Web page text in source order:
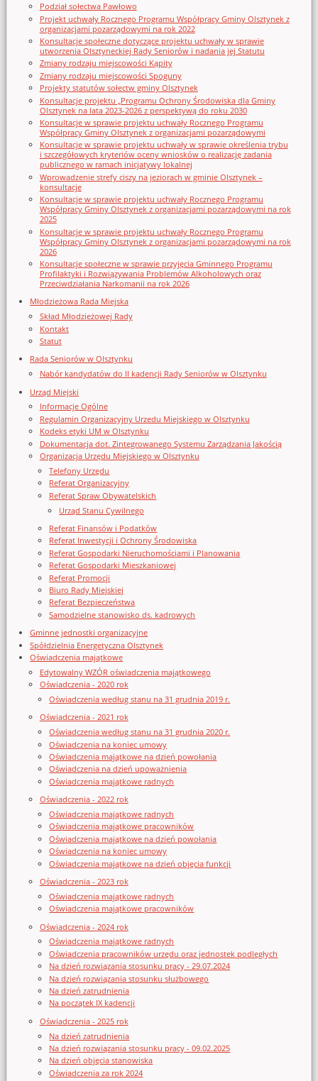
Podział sołectwa Pawłowo
Projekt uchwały Rocznego Programu Współpracy Gminy Olsztynek z
organizacjami pozarządowymi na rok 2022
Konsultacje społeczne dotyczące projektu uchwały w sprawie
utworzenia Olsztyneckiej Rady Seniorów i nadania jej Statutu
Zmiany rodzaju miejscowości Kąpity
Zmiany rodzaju miejscowości Spoguny
Projekty statutów sołectw gminy Olsztynek
Konsultacje projektu „Programu Ochrony Środowiska dla Gminy
Olsztynek na lata 2023-2026 z perspektywą do roku 2030
Konsultacje w sprawie projektu uchwały Rocznego Programu
Współpracy Gminy Olsztynek z organizacjami pozarządowymi
Konsultacje w sprawie projektu uchwały w sprawie określenia trybu
i szczegółowych kryteriów oceny wniosków o realizację zadania
publicznego w ramach inicjatywy lokalnej
Wprowadzenie strefy ciszy na jeziorach w gminie Olsztynek –
konsultacje
Konsultacje w sprawie projektu uchwały Rocznego Programu
Współpracy Gminy Olsztynek z organizacjami pozarządowymi na rok
2025
Konsultacje w sprawie projektu uchwały Rocznego Programu
Współpracy Gminy Olsztynek z organizacjami pozarządowymi na rok
2026
Konsultacje społeczne w sprawie przyjęcia Gminnego Programu
Profilaktyki i Rozwiązywania Problemów Alkoholowych oraz
Przeciwdziałania Narkomanii na rok 2026
Młodzieżowa Rada Miejska
Skład Młodzieżowej Rady
Kontakt
Statut
Rada Seniorów w Olsztynku
Nabór kandydatów do II kadencji Rady Seniorów w Olsztynku
Urząd Miejski
Informacje Ogólne
Regulamin Organizacyjny Urzedu Miejskiego w Olsztynku
Kodeks etyki UM w Olsztynku
Dokumentacja dot. Zintegrowanego Systemu Zarządzania Jakością
Organizacja Urzędu Miejskiego w Olsztynku
Telefony Urzędu
Referat Organizacyjny
Referat Spraw Obywatelskich
Urząd Stanu Cywilnego
Referat Finansów i Podatków
Referat Inwestycji i Ochrony Środowiska
Referat Gospodarki Nieruchomościami i Planowania
Referat Gospodarki Mieszkaniowej
Referat Promocji
Biuro Rady Miejskiej
Referat Bezpieczeństwa
Samodzielne stanowisko ds. kadrowych
Gminne jednostki organizacyjne
Spółdzielnia Energetyczna Olsztynek
Oświadczenia majątkowe
Edytowalny WZÓR oświadczenia majątkowego
Oświadczenia - 2020 rok
Oświadczenia według stanu na 31 grudnia 2019 r.
Oświadczenia - 2021 rok
Oświadczenia według stanu na 31 grudnia 2020 r.
Oświadczenia na koniec umowy
Oświadczenia majątkowe na dzień powołania
Oświadczenia na dzień upoważnienia
Oświadczenia majątkowe radnych
Oświadczenia - 2022 rok
Oświadczenia majątkowe radnych
Oświadczenia majątkowe pracowników
Oświadczenia majątkowe na dzień powołania
Oświadczenia na koniec umowy
Oświadczenia majątkowe na dzień objęcia funkcji
Oświadczenia - 2023 rok
Oświadczenia majątkowe radnych
Oświadczenia majątkowe pracowników
Oświadczenia - 2024 rok
Oświadczenia majątkowe radnych
Oświadczenia pracowników urzędu oraz jednostek podległych
Na dzień rozwiązania stosunku pracy - 29.07.2024
Na dzień rozwiązania stosunku służbowego
Na dzień zatrudnienia
Na początek IX kadencji
Oświadczenia - 2025 rok
Na dzień zatrudnienia
Na dzień rozwiązania stosunku pracy - 09.02.2025
Na dzień objęcia stanowiska
Oświadczenia za rok 2024